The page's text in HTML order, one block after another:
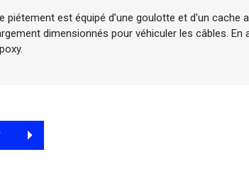
piétement est équipé d’une goulotte et d'un cache
dimensionnés pour véhiculer les câbles. En